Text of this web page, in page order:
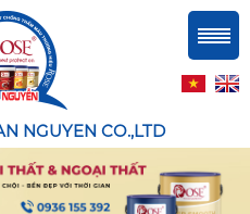
NGUYEN CO.,LTD